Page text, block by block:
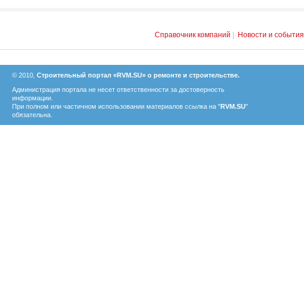
Справочник компаний Новости и события
© 2010, Строительный портал «RVM.SU» о ремонте и строительстве.
Администрация портала не несет ответственности за достоверность
информации.
При полном или частичном использовании материалов ссылка на "RVM.SU"
обязательна.